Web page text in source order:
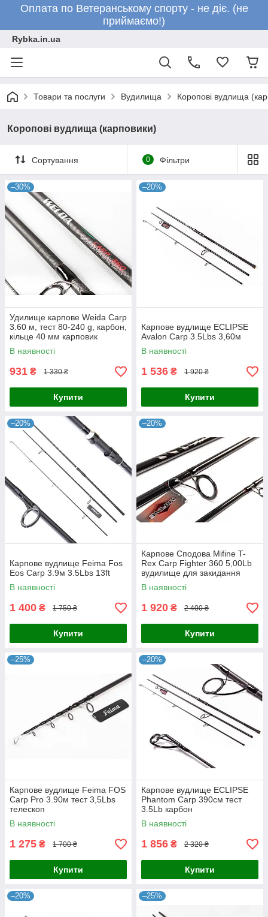
Оплата по Ветеранському спорту - не діє. (не
приймаємо!)
Rybka.in.ua
Товари та послуги Вудилища Коропові вудлища
Коропові вудлища (карповики)
Сортування 0 Фільтри
–30%
Удилище карпове Weida Carp
3.60 м, тест 80-240 g, карбон,
кільце 40 мм карповик
В наявності
931 ₴ 1 330 ₴
Купити
–20%
Карпове вудлище ECLIPSE
Avalon Carp 3.5Lbs 3,60м
В наявності
1 536 ₴ 1 920 ₴
Купити
–20%
Карпове вудлище Feima Fos
Eos Carp 3.9м 3.5Lbs 13ft
В наявності
1 400 ₴ 1 750 ₴
Купити
–20%
Карпове Сподова Mifine T-
Rex Carp Fighter 360 5,00Lb
вудилище для закидання
В наявності
1 920 ₴ 2 400 ₴
Купити
–25%
Карпове вудлище Feima FOS
Сarp Pro 3.90м тест 3,5Lbs
телескоп
В наявності
1 275 ₴ 1 700 ₴
Купити
–20%
Карпове вудлище ECLIPSE
Phantom Carp 390см тест
3.5Lb карбон
В наявності
1 856 ₴ 2 320 ₴
Купити
–20% –25%